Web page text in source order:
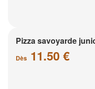
Pizza savoyarde
Dès 11.50 €